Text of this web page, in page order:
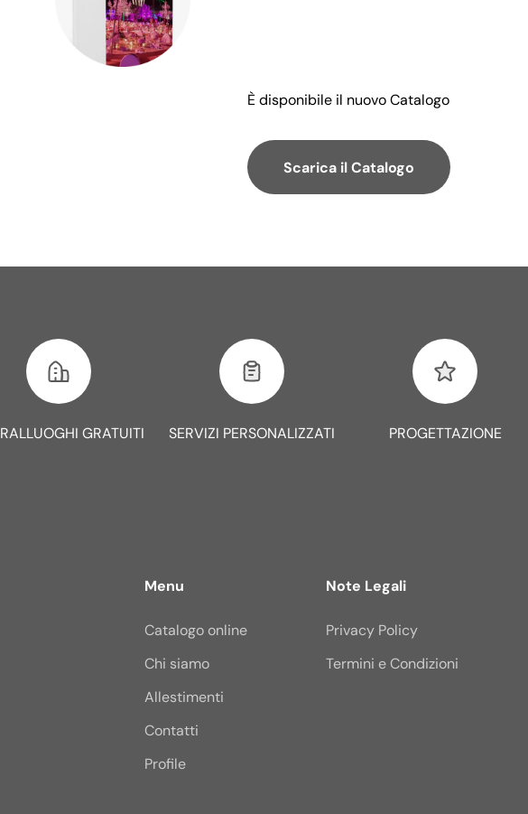
È disponibile il nuovo Catalogo
Scarica il Catalogo
GRATUITI SERVIZI PERSONALIZZATI PROGETTAZIONE
Menu
Catalogo online
Chi siamo
Allestimenti
Contatti
Profile
Note Legali
Privacy Policy
Termini e Condizioni